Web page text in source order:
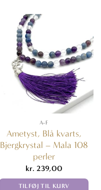
A-F
Ametyst, Blå kvarts,
Bjergkrystal – Mala 108
perler
kr. 239,00
TILFØJ TIL KURV